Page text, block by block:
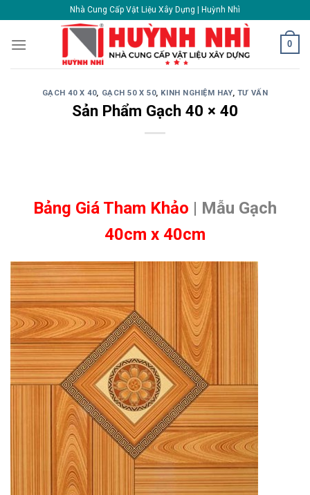
content
Nhà Cung Cấp Vật Liệu Xây Dựng | Huỳnh Nhì
0
GẠCH 40 X 40, GẠCH 50 X 50, KINH NGHIỆM HAY, TƯ VẤN
Sản Phẩm Gạch 40 × 40
Bảng Giá Tham Khảo | Mẫu Gạch
40cm x 40cm